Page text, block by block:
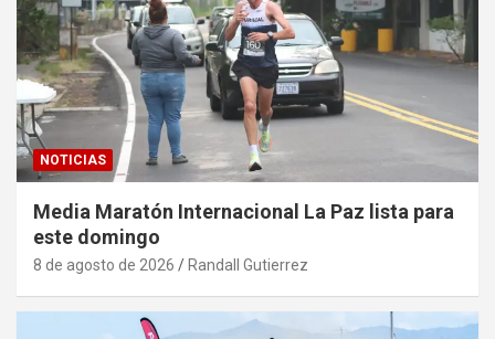
NOTICIAS
Media Maratón Internacional La Paz lista para
este domingo
8 de agosto de 2026 Randall Gutierrez